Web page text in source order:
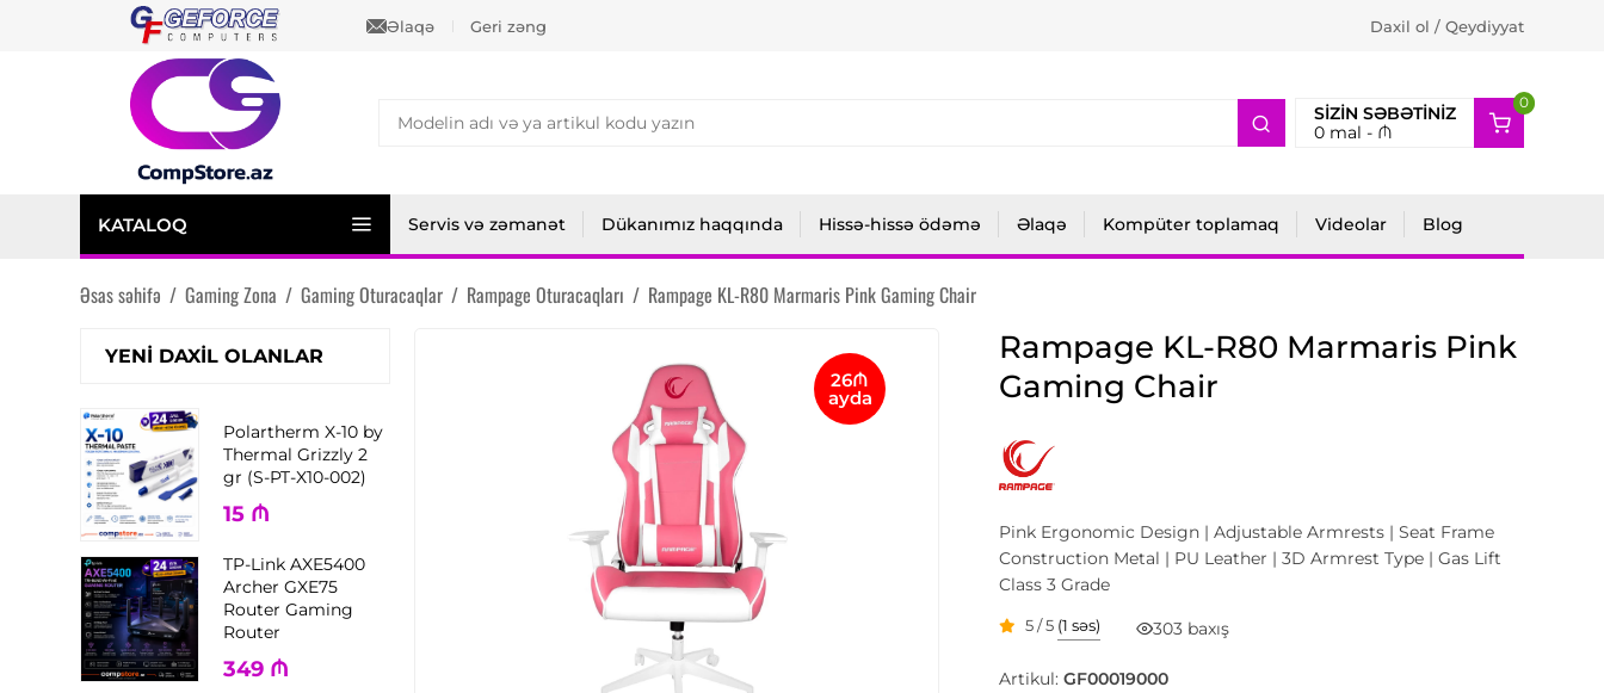
Əlaqə Geri zəng Daxil ol / Qeydiyyat
SIZIN SƏBƏTINIZ
0mal - ₼
0
2
KATALOQ Servis və zəmanət Dükanımız haqqında Hissə-hissə ödəmə Əlaqə Kompüter toplamaq Videolar Blog
Əsas səhifə / Gaming Zona / Gaming Oturacaqlar / Rampage Oturacaqları / Rampage KL-R80 Marmaris Pink Gaming Chair
YENI DAXIL OLANLAR
Polartherm X-10 by
Thermal Grizzly 2
gr (S-PT-X10-002)
15 ₼
TP-Link AXE5400
Archer GXE75
Router Gaming
Router
349 ₼
26₼
ayda
Rampage KL-R80 Marmaris Pink
Gaming Chair
Pink Ergonomic Design | Adjustable Armrests | Seat Frame
Construction Metal | PU Leather | 3D Armrest Type | Gas Lift
Class 3 Grade
5 / 5 (1 səs) 303 baxış
Artikul: GF00019000